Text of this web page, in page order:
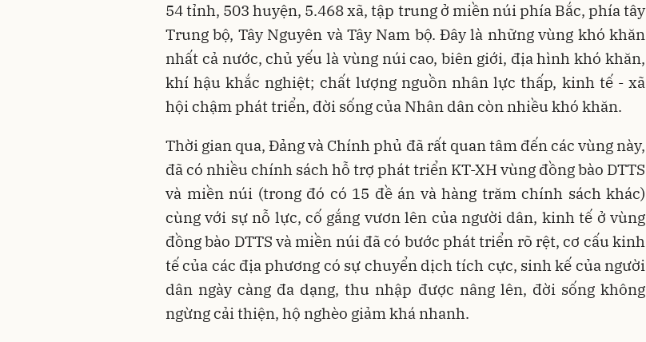
54 tỉnh, 503 huyện, 5.468 xã, tập trung ở miền núi phía Bắc, phía tây
Trung bộ, Tây Nguyên và Tây Nam bộ. Đây là những vùng khó khăn
nhất cả nước, chủ yếu là vùng núi cao, biên giới, địa hình khó khăn,
khí hậu khắc nghiệt; chất lượng nguồn nhân lực thấp, kinh tế - xã
hội chậm phát triển, đời sống của Nhân dân còn nhiều khó khăn.
Thời gian qua, Đảng và Chính phủ đã rất quan tâm đến các vùng này,
đã có nhiều chính sách hỗ trợ phát triển KT-XH vùng đồng bào DTTS
và miền núi (trong đó có 15 đề án và hàng trăm chính sách khác)
cùng với sự nỗ lực, cố gắng vươn lên của người dân, kinh tế ở vùng
đồng bào DTTS và miền núi đã có bước phát triển rõ rệt, cơ cấu kinh
tế của các địa phương có sự chuyển dịch tích cực, sinh kế của người
dân ngày càng đa dạng, thu nhập được nâng lên, đời sống không
ngừng cải thiện, hộ nghèo giảm khá nhanh.